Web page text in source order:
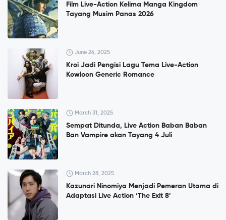
Film Live-Action Kelima Manga Kingdom
Tayang Musim Panas 2026
June 26, 2025
Kroi Jadi Pengisi Lagu Tema Live-Action
Kowloon Generic Romance
March 31, 2025
Sempat Ditunda, Live Action Baban Baban
Ban Vampire akan Tayang 4 Juli
March 28, 2025
Kazunari Ninomiya Menjadi Pemeran Utama di
Adaptasi Live Action ‘The Exit 8’